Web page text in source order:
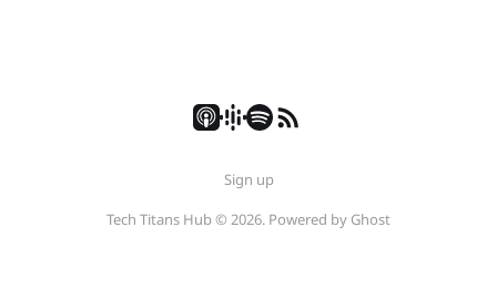
Sign up
Tech Titans Hub © 2026. Powered by Ghost